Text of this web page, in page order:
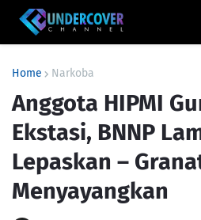
Home Narkoba
Anggota HIPMI
Ekstasi, BNNP
Lepaskan –
Menyayangkan